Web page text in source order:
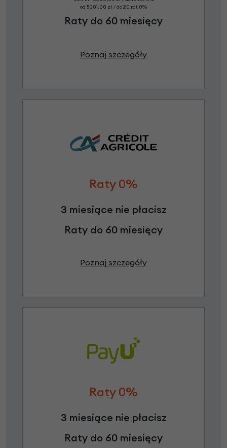
od 5001,00 zł / do 20 rat 0%
Raty do 60 miesięcy
Poznaj szczegóły
Raty 0%
3 miesiące nie płacisz
Raty do 60 miesięcy
Poznaj szczegóły
Raty 0%
3 miesiące nie płacisz
Raty do 60 miesięcy